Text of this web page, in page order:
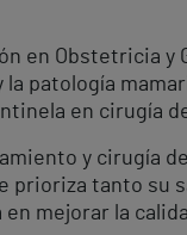
en Obstetricia
patología
en cirugía
y cirugía
prioriza tanto su
mejorar la